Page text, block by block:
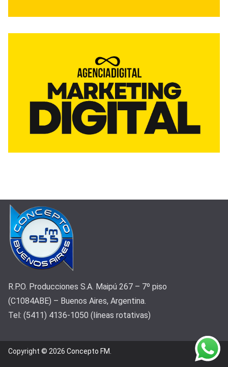
R.P.O. Producciones S.A. Maipú 267 – 7º piso
(C1084ABE) – Buenos Aires, Argentina.
Tel: (5411) 4136-1050 (líneas rotativas)
Copyright © 2026 Concepto FM